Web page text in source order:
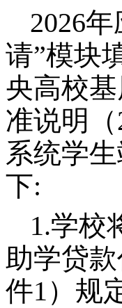
2026
请”模块
央高校
准说明
系统学
下:
1.学校
助学贷
件1）规